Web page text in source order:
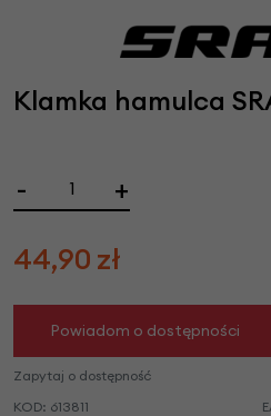
Klamka hamulca
- +
44,90 zł
Powiadom o dostępności
Zapytaj o dostępność
KOD: 613811